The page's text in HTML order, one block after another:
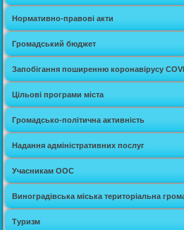
Нормативно-правові акти
Громадський бюджет
Запобігання поширенню коронавірусу
Цільові програми міста
Громадсько-політична активність
Надання адміністративних послуг
Учасникам ООС
Виноградівська міська територіальна
Туризм